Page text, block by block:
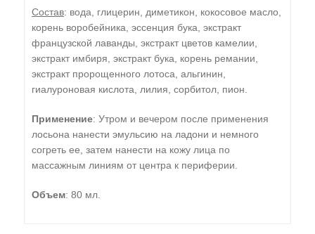
Состав: вода, глицерин, диметикон, кокосовое масло,
корень воробейника, эссенция бука, экстракт
французской лаванды, экстракт цветов камелии,
экстракт имбиря, экстракт бука, корень ремании,
экстракт пророщенного лотоса, альгинин,
гиалуроновая кислота, лилия, сорбитол, пион.
Применение: Утром и вечером после применения
лосьона нанести эмульсию на ладони и немного
согреть ее, затем нанести на кожу лица по
массажным линиям от центра к периферии.
Объем: 80 мл.